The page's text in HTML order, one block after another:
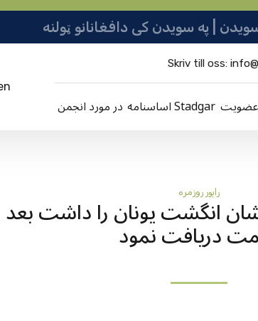
Skriv till oss:
در مورد انجمن اساسنامه Stadgar عضویت
راپور روزمره
دريافت نمود